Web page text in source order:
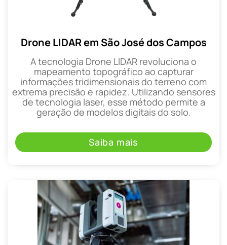
Drone LIDAR em São José dos Campos
A tecnologia Drone LIDAR revoluciona o
mapeamento topográfico ao capturar
informações tridimensionais do terreno com
extrema precisão e rapidez. Utilizando sensores
de tecnologia laser, esse método permite a
geração de modelos digitais do solo.
Saiba mais